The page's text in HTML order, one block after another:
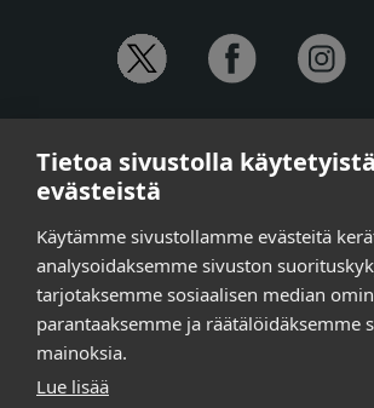
Anna-Mari Jaanu,
puh. +358 50 572 4620
Henna Honkalo,
viestintäpäällikkö,
puh. +358 50 479 6618
Ilari Raiski, viestintä- ja
puh. +358 45 130 3832
Susanna Laasio,
tarkeissatoissa[a]kt.fi
Tietoa sivustolla käytetyistä
evästeistä
Käytämme sivustollamme evästeitä
analysoidaksemme sivuston
tarjotaksemme sosiaalisen median
parantaaksemme ja räätälöidäksemme
mainoksia.
Lue lisää